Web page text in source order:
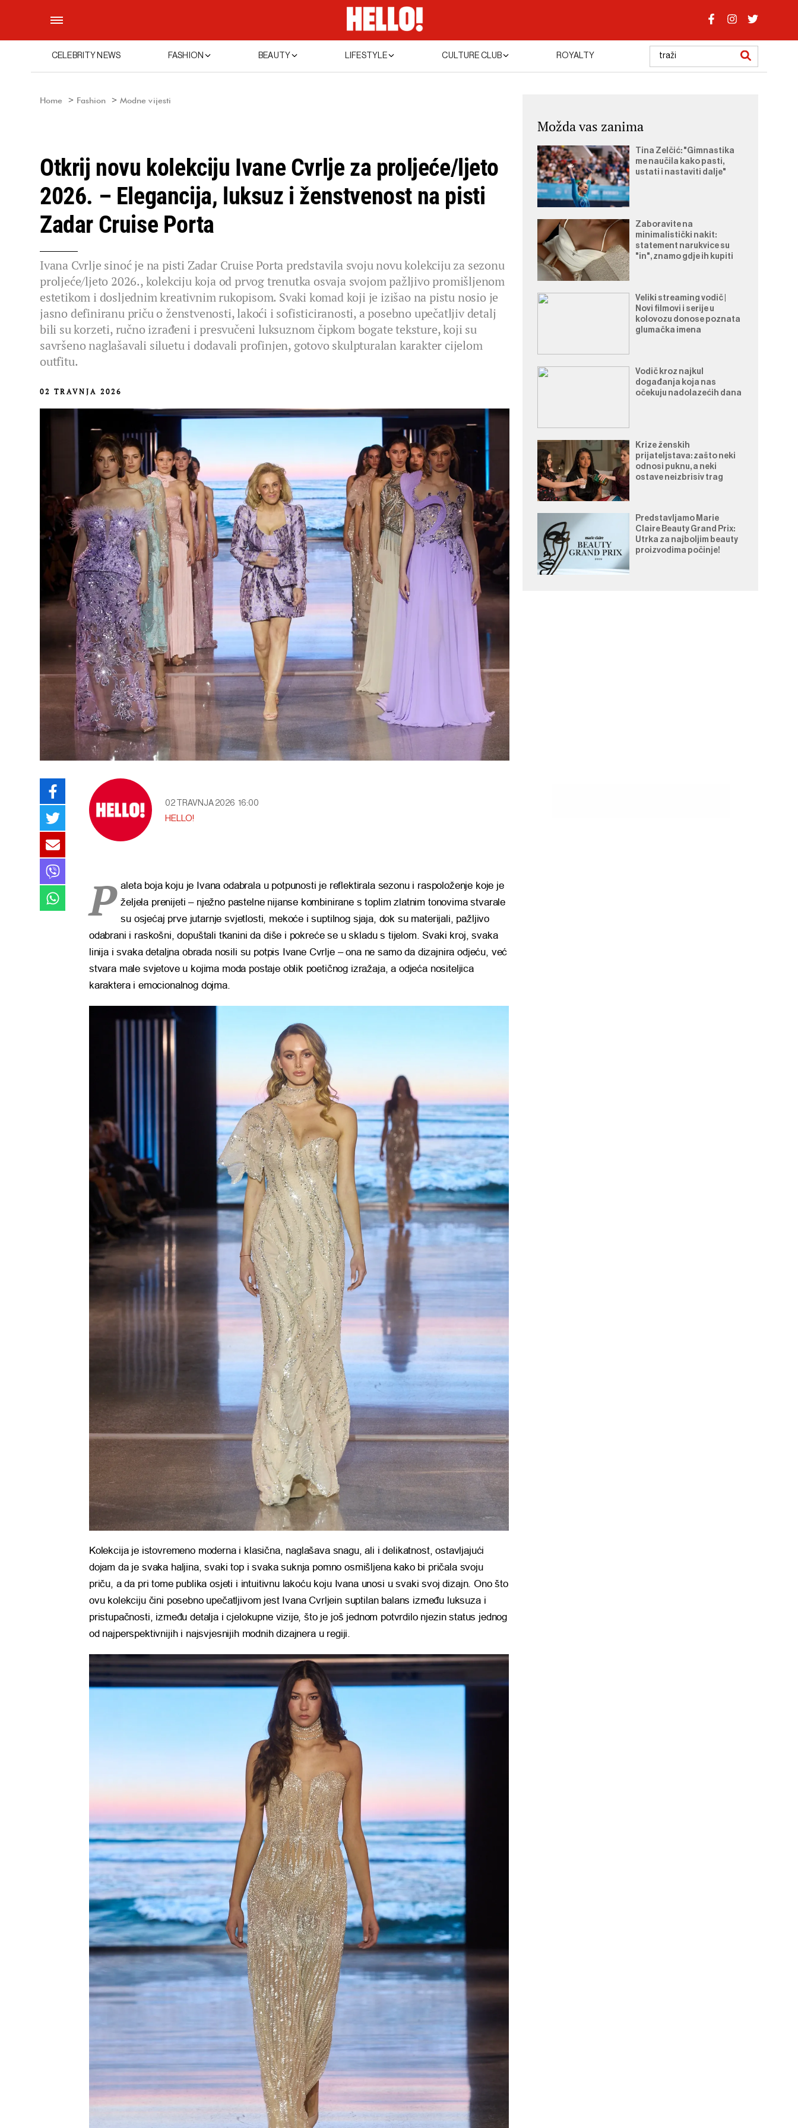
CELEBRITY NEWS FASHION BEAUTY LIFESTYLE CULTURE CLUB ROYALTY
Home Fashion Modne vijesti
Otkrij novu kolekciju Ivane Cvrlje za proljeće/ljeto
2026. – Elegancija, luksuz i ženstvenost na pisti
Zadar Cruise Porta
Ivana Cvrlje sinoć je na pisti Zadar Cruise Porta predstavila svoju novu kolekciju za sezonu
proljeće/ljeto 2026., kolekciju koja od prvog trenutka osvaja svojom pažljivo promišljenom
estetikom i dosljednim kreativnim rukopisom. Svaki komad koji je izišao na pistu nosio je
jasno definiranu priču o ženstvenosti, lakoći i sofisticiranosti, a posebno upečatljiv detalj
bili su korzeti, ručno izrađeni i presvučeni luksuznom čipkom bogate teksture, koji su
savršeno naglašavali siluetu i dodavali profinjen, gotovo skulpturalan karakter cijelom
outfitu.
02 TRAVNJA 2026
02 TRAVNJA 2026 16:00
HELLO!
P aleta boja koju je Ivana odabrala u potpunosti je reflektirala sezonu i raspoloženje koje je
željela prenijeti – nježno pastelne nijanse kombinirane s toplim zlatnim tonovima stvarale
su osjećaj prve jutarnje svjetlosti, mekoće i suptilnog sjaja, dok su materijali, pažljivo
odabrani i raskošni, dopuštali tkanini da diše i pokreće se u skladu s tijelom. Svaki kroj, svaka
linija i svaka detaljna obrada nosili su potpis Ivane Cvrlje – ona ne samo da dizajnira odjeću, već
stvara male svjetove u kojima moda postaje oblik poetičnog izražaja, a odjeća nositeljica
karaktera i emocionalnog dojma.
Kolekcija je istovremeno moderna i klasična, naglašava snagu, ali i delikatnost, ostavljajući
dojam da je svaka haljina, svaki top i svaka suknja pomno osmišljena kako bi pričala svoju
priču, a da pri tome publika osjeti i intuitivnu lakoću koju Ivana unosi u svaki svoj dizajn. Ono što
ovu kolekciju čini posebno upečatljivom jest Ivana Cvrljein suptilan balans između luksuza i
pristupačnosti, između detalja i cjelokupne vizije, što je još jednom potvrdilo njezin status jednog
od najperspektivnijih i najsvjesnijih modnih dizajnera u regiji.
Možda vas zanima
Tina Zelčić: "Gimnastika
me naučila kako pasti,
ustati i nastaviti dalje"
Zaboravite na
minimalistički nakit:
statement narukvice su
"in", znamo gdje ih kupiti
Veliki streaming vodič |
Novi filmovi i serije u
kolovozu donose poznata
glumačka imena
Vodič kroz najkul
događanja koja nas
očekuju nadolazećih dana
Krize ženskih
prijateljstava: zašto neki
odnosi puknu, a neki
ostave neizbrisiv trag
Predstavljamo Marie
Claire Beauty Grand Prix:
Utrka za najboljim beauty
proizvodima počinje!